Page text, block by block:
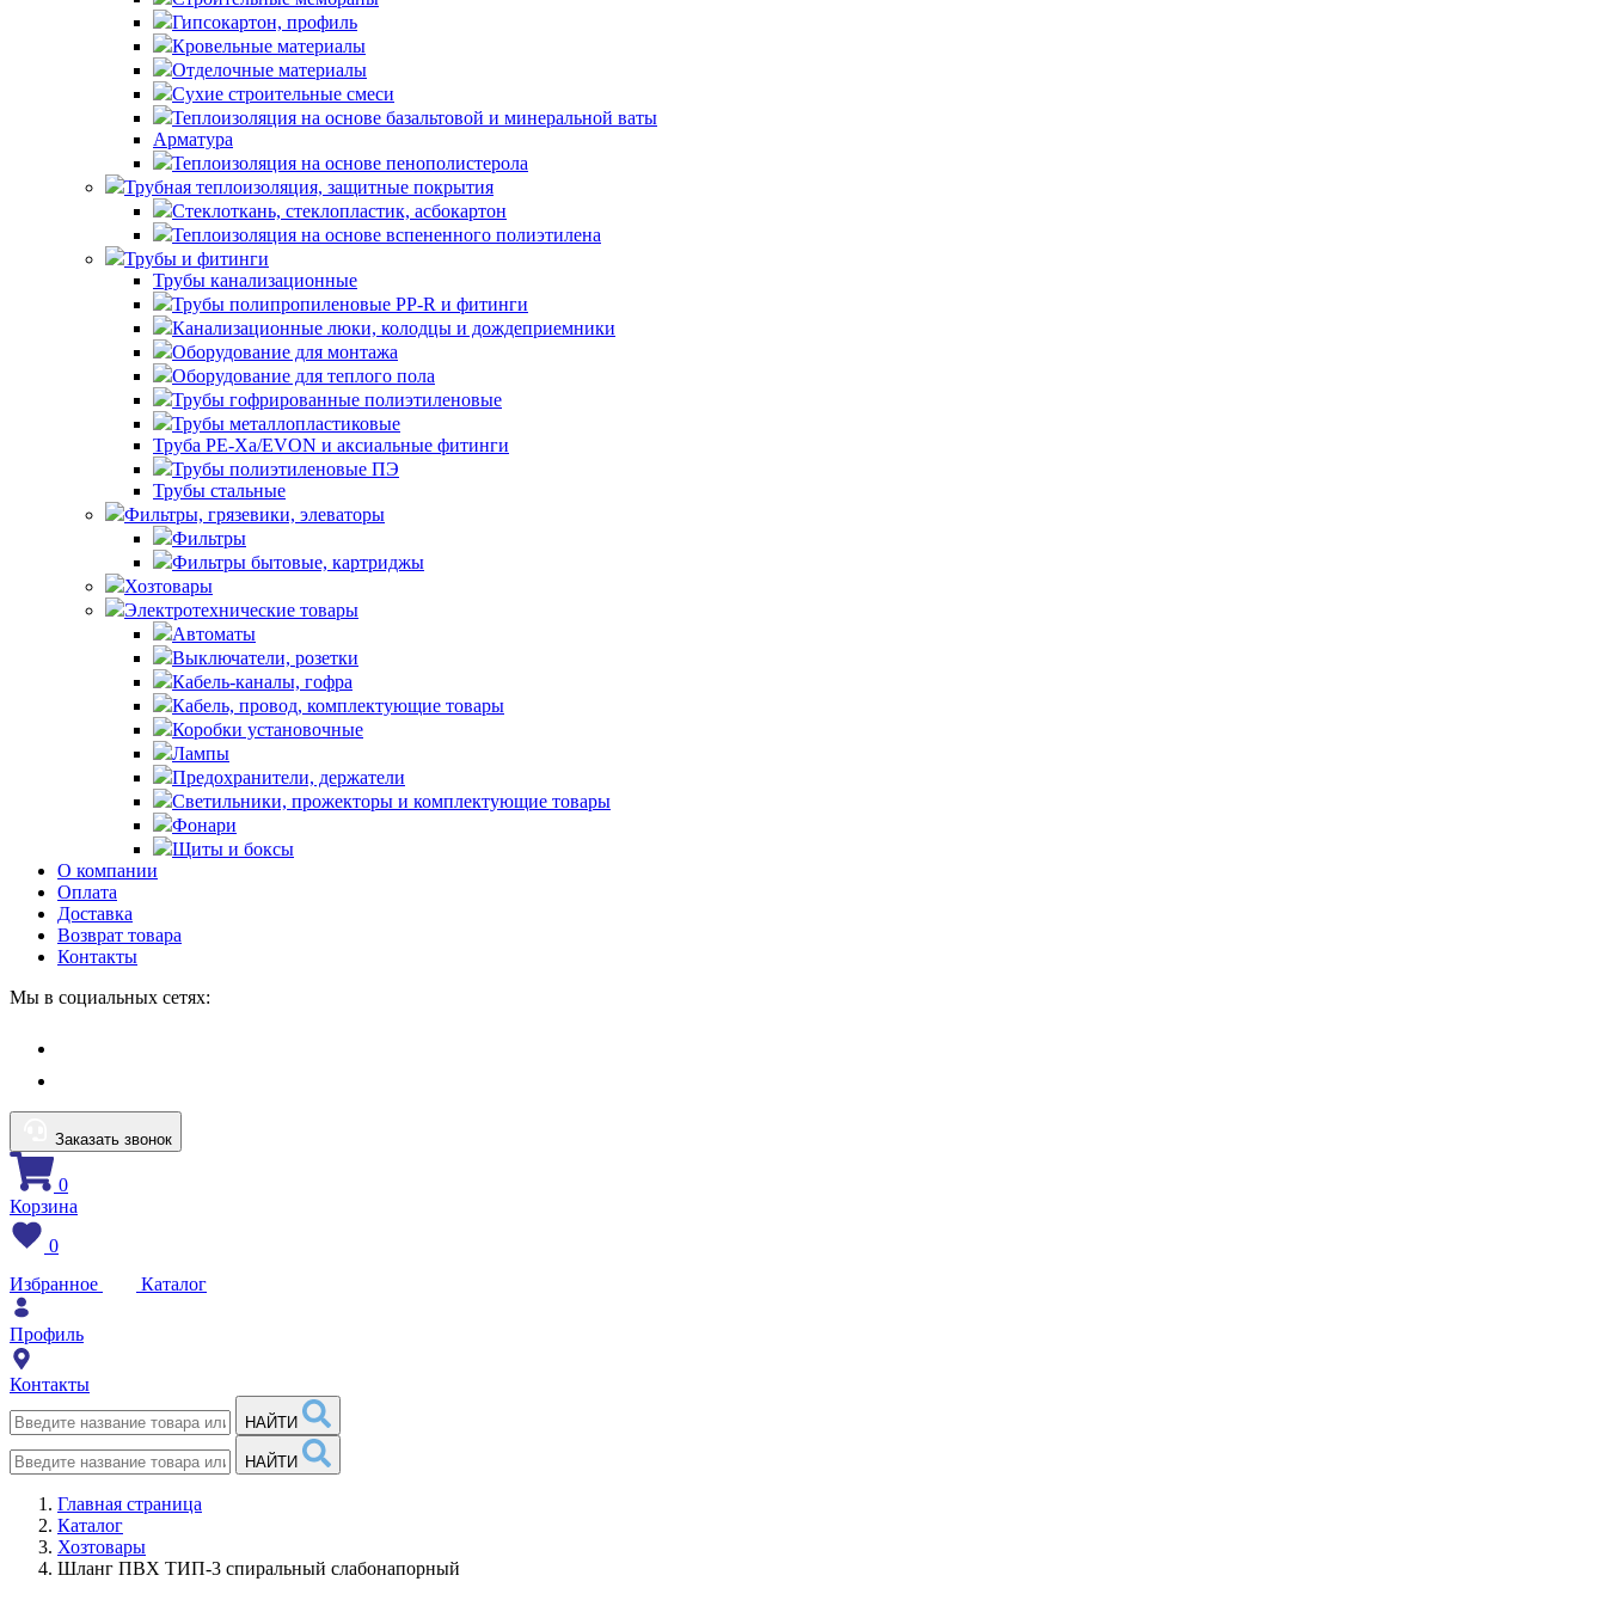
Гипсокартон, профиль
Кровельные материалы
Отделочные материалы
Сухие строительные смеси
Теплоизоляция на основе базальтовой и минеральной ваты
Арматура
Теплоизоляция на основе пенополистерола
Трубная теплоизоляция, защитные покрытия
Стеклоткань, стеклопластик, асбокартон
Теплоизоляция на основе вспененного полиэтилена
Трубы и фитинги
Трубы канализационные
Трубы полипропиленовые PP-R и фитинги
Канализационные люки, колодцы и дождеприемники
Оборудование для монтажа
Оборудование для теплого пола
Трубы гофрированные полиэтиленовые
Трубы металлопластиковые
Труба PE-Xa/EVON и аксиальные фитинги
Трубы полиэтиленовые ПЭ
Трубы стальные
Фильтры, грязевики, элеваторы
Фильтры
Фильтры бытовые, картриджы
Хозтовары
Электротехнические товары
Автоматы
Выключатели, розетки
Кабель-каналы, гофра
Кабель, провод, комплектующие товары
Коробки установочные
Лампы
Предохранители, держатели
Светильники, прожекторы и комплектующие товары
Фонари
Щиты и боксы
О компании
Оплата
Доставка
Возврат товара
Контакты
Мы в социальных сетях:
Заказать звонок
0
Корзина
0
Избранное
Каталог
Профиль
Контакты
НАЙТИ
НАЙТИ
Главная страница
Каталог
Хозтовары
Шланг ПВХ ТИП-3 спиральный слабонапорный